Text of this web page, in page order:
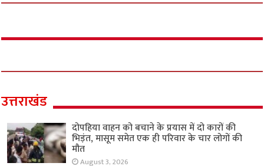
उत्तराखंड
दोपहिया वाहन को बचाने के प्रयास में दो कारों की
भिड़ंत, मासूम समेत एक ही परिवार के चार लोगों की
मौत
August 3, 2026